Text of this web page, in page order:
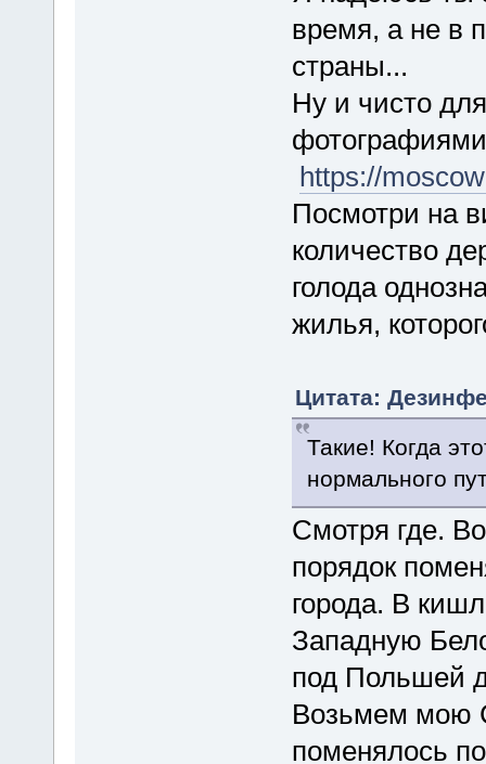
время, а не в
страны...
Ну и чисто
https://
Посмотри на
количество
голода
жилья,
Цитата:
Такие! Когда
нормального
Смотря где.
порядок
города. В
Западную
под Польшей
Возьмем мою
поменялось